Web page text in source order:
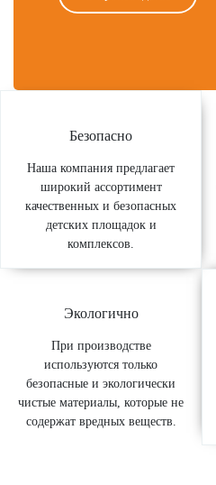
Безопасно
Наша компания предлагает
широкий ассортимент
качественных и безопасных
детских площадок и
комплексов.
Экологично
При производстве
используются только
безопасные и экологически
чистые материалы, которые не
содержат вредных веществ.